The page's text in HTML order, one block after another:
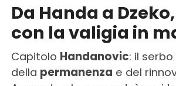
Da Handa a
con la valigia in
Capitolo Handanovic: il
della permanenza e del